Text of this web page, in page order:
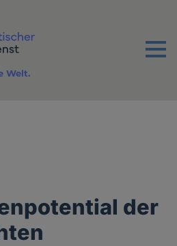
Menu
Welt.
der